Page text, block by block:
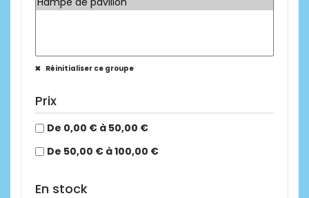
Réinitialiser ce groupe
Prix
De 0,00 € à 50,00 €
De 50,00 € à 100,00 €
En stock